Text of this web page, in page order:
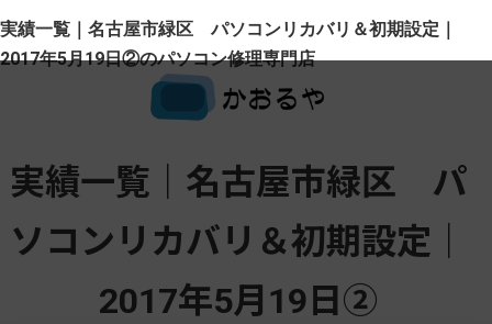
実績一覧｜名古屋市緑区 パソコンリカバリ＆初期設定｜
2017年5月19日②のパソコン修理専門店
実績一覧｜名古屋市緑区 パ
ソコンリカバリ＆初期設定｜
2017年5月19日②